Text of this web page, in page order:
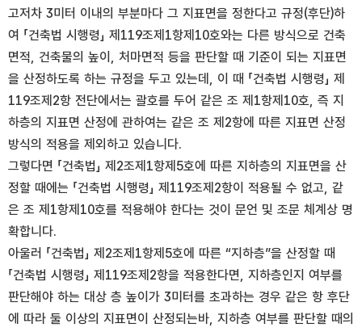
고저차 3미터 이내의 부분마다 그 지표면을 정한다고 규정(후단)하
여 「건축법 시행령」 제119조제1항제10호와는 다른 방식으로 건축
면적, 건축물의 높이, 처마면적 등을 판단할 때 기준이 되는 지표면
을 산정하도록 하는 규정을 두고 있는데, 이 때 「건축법 시행령」 제
119조제2항 전단에서는 괄호를 두어 같은 조 제1항제10호, 즉 지
하층의 지표면 산정에 관하여는 같은 조 제2항에 따른 지표면 산정
방식의 적용을 제외하고 있습니다.
그렇다면 「건축법」 제2조제1항제5호에 따른 지하층의 지표면을 산
정할 때에는 「건축법 시행령」 제119조제2항이 적용될 수 없고, 같
은 조 제1항제10호를 적용해야 한다는 것이 문언 및 조문 체계상 명
확합니다.
아울러 「건축법」 제2조제1항제5호에 따른 “지하층”을 산정할 때
「건축법 시행령」 제119조제2항을 적용한다면, 지하층인지 여부를
판단해야 하는 대상 층 높이가 3미터를 초과하는 경우 같은 항 후단
에 따라 둘 이상의 지표면이 산정되는바, 지하층 여부를 판단할 때의